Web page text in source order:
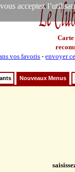
acceptez
Carte
vos favoris-envoyer
Nouveaux Menus